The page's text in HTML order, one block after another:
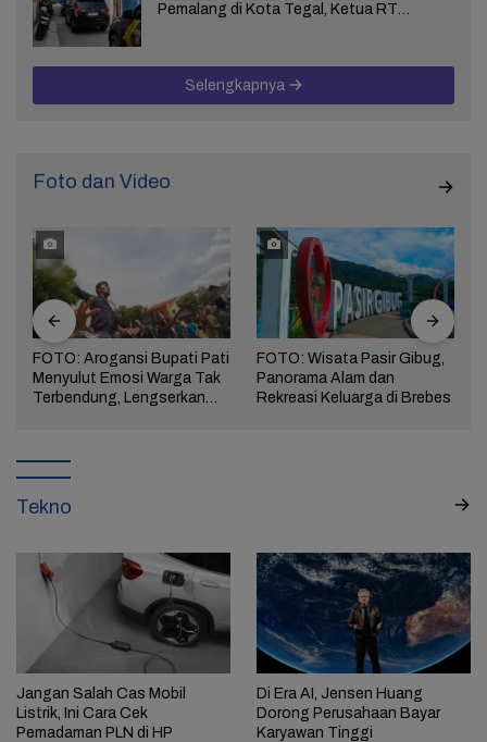
Pemalang di Kota Tegal, Ketua RT
Selengkapnya
Foto dan Video
FOTO: Arogansi Bupati Pati
Menyulut Emosi Warga Tak
Terbendung, Lengserkan
FOTO: Wisata Pasir Gibug,
Panorama Alam dan
Rekreasi Keluarga di Brebes
Tekno
Jangan Salah Cas Mobil
Listrik, Ini Cara Cek
Pemadaman PLN di HP
Di Era AI, Jensen Huang
Dorong Perusahaan Bayar
Karyawan Tinggi